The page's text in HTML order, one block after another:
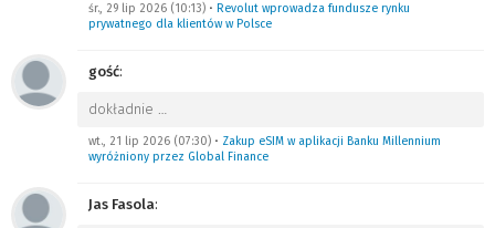
śr., 29 lip 2026 (10:13) • Revolut wprowadza fundusze rynku
prywatnego dla klientów w Polsce
gość:
dokładnie …
wt., 21 lip 2026 (07:30) • Zakup eSIM w aplikacji Banku Millennium
wyróżniony przez Global Finance
Jas Fasola: